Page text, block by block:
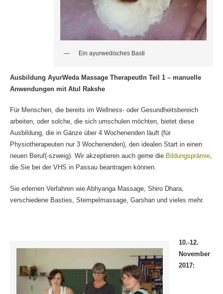
Ein ayurwedisches Basti
Ausbildung AyurWeda Massage TherapeutIn Teil 1 – manuelle
Anwendungen mit Atul Rakshe
Für Menschen, die bereits im Wellness- oder Gesundheitsbereich
arbeiten, oder solche, die sich umschulen möchten, bietet diese
Ausbildung, die in Gänze über 4 Wochenenden läuft (für
Physiotherapeuten nur 3 Wochenenden), den idealen Start in einen
neuen Beruf(-szweig). Wir akzeptieren auch gerne die Bildungsprämie,
die Sie bei der VHS in Passau beantragen können.
Sie erlernen Verfahren wie Abhyanga Massage, Shiro Dhara,
verschiedene Basties, Stempelmassage, Garshan und vieles mehr.
10.-12.
November
2017: